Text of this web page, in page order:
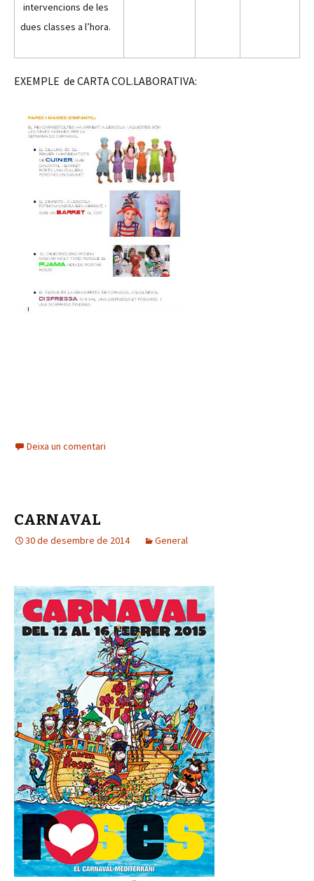
intervencions de les
dues classes a l’hora.
EXEMPLE de CARTA COL.LABORATIVA:
Deixa un comentari
CARNAVAL
30 de desembre de 2014 General